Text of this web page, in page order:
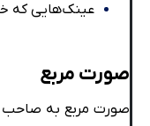
عینک‌هایی که
صورت مربع
صورت مربع به